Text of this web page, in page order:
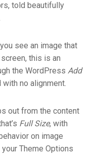
told beautifully
see an image that
this is an
the WordPress Add
no alignment.
out from the content
Full Size, with
on image
Theme Options